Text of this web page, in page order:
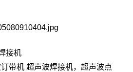
接机
带机 超声波焊接机，超声波点